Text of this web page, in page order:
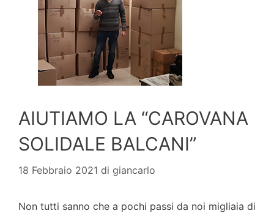
AIUTIAMO LA “CAROVANA
SOLIDALE BALCANI”
18 Febbraio 2021 di giancarlo
Non tutti sanno che a pochi passi da noi migliaia di